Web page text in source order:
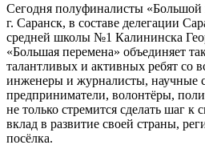
Сегодня полуфиналисты «Большой
г. Саранск, в составе делегации
средней школы №1 Калининска
«Большая перемена» объединяет
талантливых и активных ребят со
инженеры и журналисты, научные
предприниматели, волонтёры,
не только стремится сделать шаг к
вклад в развитие своей страны,
посёлка.